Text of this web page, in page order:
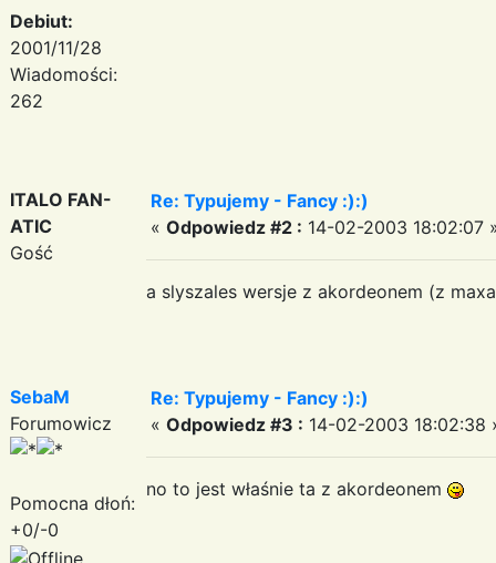
Debiut:
2001/11/28
Wiadomości:
262
ITALO FAN-
ATIC
Gość
Re: Typujemy - Fancy :):)
« Odpowiedz #2 : 14-02-2003 18:02:07
a slyszales wersje z akordeonem (z
SebaM
Forumowicz
Pomocna dłoń:
+0/-0
Re: Typujemy - Fancy :):)
« Odpowiedz #3 : 14-02-2003 18:02:38
no to jest właśnie ta z akordeonem